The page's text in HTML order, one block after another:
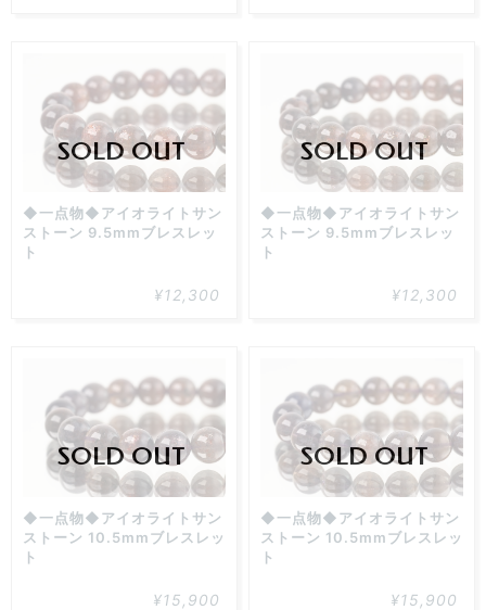
SOLD OUT
◆一点物◆アイオライトサン
ストーン 9.5mmブレスレッ
ト
¥12,300
SOLD OUT
◆一点物◆アイオライトサン
ストーン 9.5mmブレスレッ
ト
¥12,300
SOLD OUT
◆一点物◆アイオライトサン
ストーン 10.5mmブレスレッ
ト
¥15,900
SOLD OUT
◆一点物◆アイオライトサン
ストーン 10.5mmブレスレッ
ト
¥15,900